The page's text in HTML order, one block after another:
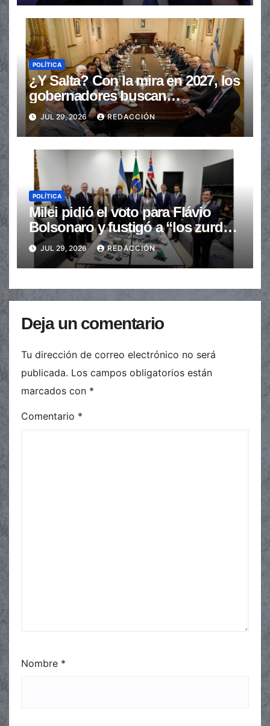
POLÍTICA
¿Y Salta? Con la mira en 2027, los
gobernadores buscan
provincializar la elección
JUL 29, 2026 REDACCIÓN
POLÍTICA
Milei pidió el voto para Flávio
Bolsonaro y fustigó a “los zurdos
de mierda”
JUL 29, 2026 REDACCIÓN
Deja un comentario
Tu dirección de correo electrónico no será
publicada. Los campos obligatorios están
marcados con *
Comentario *
Nombre *